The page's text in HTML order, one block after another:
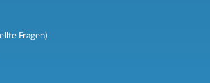
Fragen)